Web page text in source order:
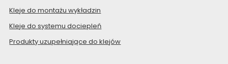
Kleje do montażu wykładzin
Kleje do systemu dociepleń
Produkty uzupełniające do klejów